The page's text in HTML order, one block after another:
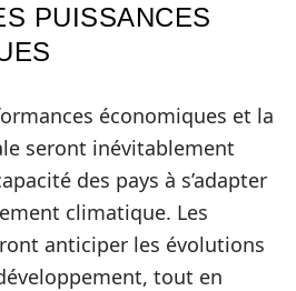
PUISSANCES
économiques et la
seront inévitablement
des pays à s’adapter
climatique. Les
anticiper les évolutions
tout en